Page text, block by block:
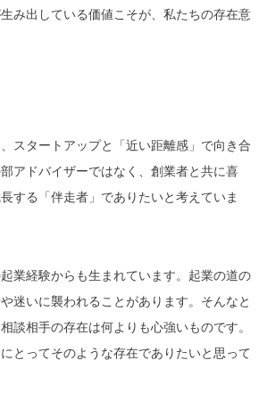
み出している価値こそが、私たちの存在意
スタートアップと「近い距離感」で向き合
アドバイザーではなく、創業者と共に喜
する「伴走者」でありたいと考えていま
業経験からも生まれています。起業の道の
迷いに襲われることがあります。そんなと
談相手の存在は何よりも心強いものです。
とってそのような存在でありたいと思って